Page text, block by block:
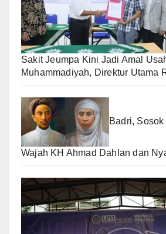
Sakit Jeumpa Kini Jadi Amal
Muhammadiyah, Direktur Utama
Badri,
Wajah KH Ahmad Dahlan dan